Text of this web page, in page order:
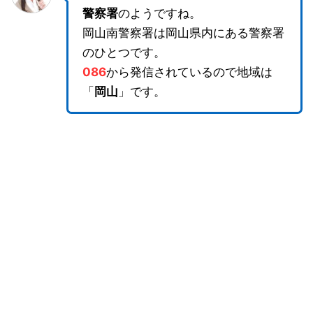
警察署のようですね。
岡山南警察署は岡山県内にある警察署
のひとつです。
086から発信されているので地域は
「 岡山 」です。